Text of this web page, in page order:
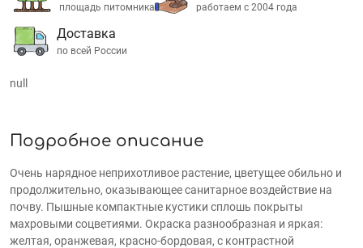
площадь питомника работаем с 2004 года
Доставка
по всей России
null
Подробное описание
Очень нарядное неприхотливое растение, цветущее обильно и
продолжительно, оказывающее санитарное воздействие на
почву. Пышные компактные кустики сплошь покрыты
махровыми соцветиями. Окраска разнообразная и яркая:
желтая, оранжевая, красно-бордовая, с контрастной